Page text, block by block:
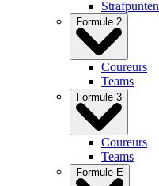
Strafpunten
Formule 2
Coureurs
Teams
Formule 3
Coureurs
Teams
Formule E